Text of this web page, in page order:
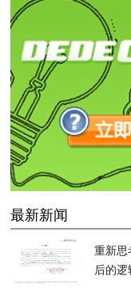
最新新闻
重新思
后的逻